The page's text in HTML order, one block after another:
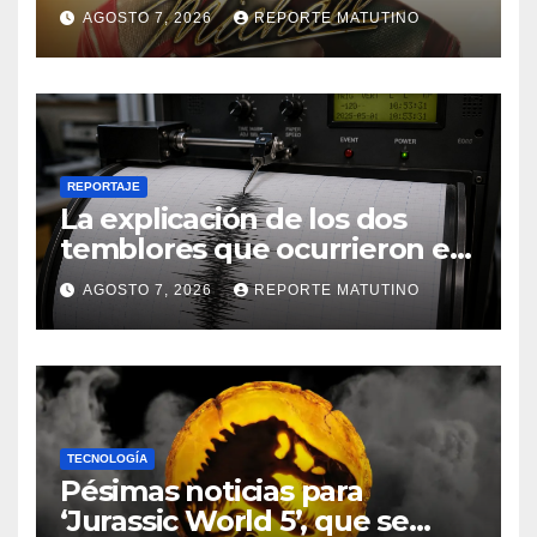
se estrena
AGOSTO 7, 2026 REPORTE MATUTINO
REPORTAJE
La explicación de los dos
temblores que ocurrieron en
Barquisimeto
AGOSTO 7, 2026 REPORTE MATUTINO
TECNOLOGÍA
Pésimas noticias para
‘Jurassic World 5’, que se